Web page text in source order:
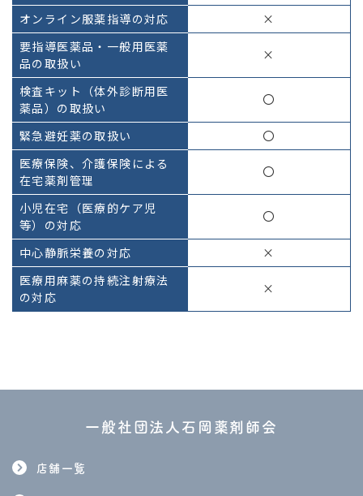
オンライン服薬指導の対応
×
要指導医薬品・一般用医薬
品の取扱い
×
検査キット（体外診断用医
薬品）の取扱い
〇
緊急避妊薬の取扱い
〇
医療保険、介護保険による
在宅薬剤管理
〇
小児在宅（医療的ケア児
等）の対応
〇
中心静脈栄養の対応
×
医療用麻薬の持続注射療法
の対応
×
一般社団法人石岡薬剤師会
店舗一覧